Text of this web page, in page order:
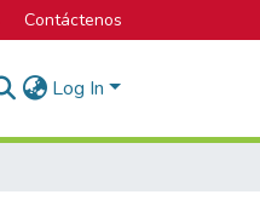
Contáctenos
Log In